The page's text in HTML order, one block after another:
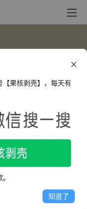
留下～
【果核剥壳】，每天有
知道了